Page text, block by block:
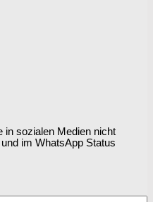
in sozialen Medien nicht
im WhatsApp Status